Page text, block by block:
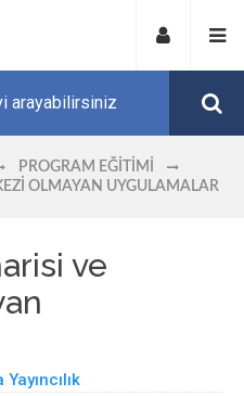
PROGRAM EĞITIMI
OLMAYAN UYGULAMALAR
ve